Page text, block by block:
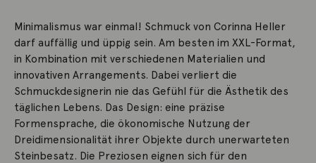
Minimalismus war einmal! Schmuck von Corinna Heller
darf auffällig und üppig sein. Am besten im XXL-Format,
in Kombination mit verschiedenen Materialien und
innovativen Arrangements. Dabei verliert die
Schmuckdesignerin nie das Gefühl für die Ästhetik des
täglichen Lebens. Das Design: eine präzise
Formensprache, die ökonomische Nutzung der
Dreidimensionalität ihrer Objekte durch unerwarteten
Steinbesatz. Die Preziosen eignen sich für den